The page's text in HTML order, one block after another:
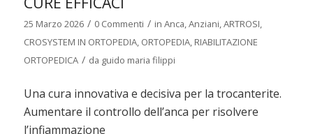
25 Marzo 2026 / 0 Commenti / in Anca,Anziani,ARTROSI,
CROSYSTEM IN ORTOPEDIA, ORTOPEDIA, RIABILITAZIONE
ORTOPEDICA / da guido maria filippi
Una cura innovativa e decisiva per la trocanterite.
Aumentare il controllo dell’anca per risolvere
l’infiammazione